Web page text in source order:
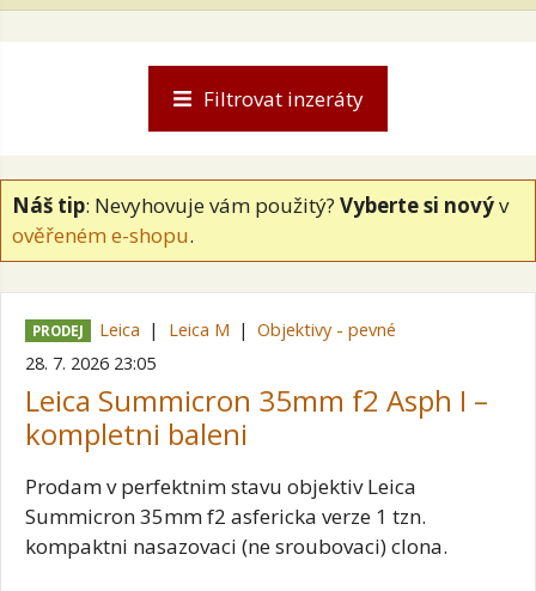
Náš tip: Nevyhovuje vám použitý? Vyberte si novýv
ověřeném e-shopu.
PRODEJ Leica Leica M
Objektivy - pevné
28. 7. 2026 23:05
Leica Summicron 35mm f2 Asph I –
kompletni baleni
Prodam v perfektnim stavu objektiv Leica
Summicron 35mm f2 asfericka verze 1 tzn.
kompaktni nasazovaci (ne sroubovaci) clona.
Filtrovat inzeráty